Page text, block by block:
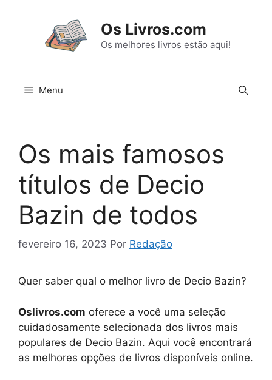
Os Livros.com
Os melhores livros estão aqui!
Menu
Os mais famosos
títulos de Decio
Bazin de todos
fevereiro 16, 2023 Por Redação
Quer saber qual o melhor livro de Decio Bazin?
Oslivros.com oferece a você uma seleção
cuidadosamente selecionada dos livros mais
populares de Decio Bazin. Aqui você encontrará
as melhores opções de livros disponíveis online.